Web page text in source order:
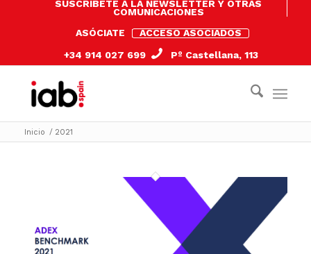
SUSCRÍBETE A LA NEWSLETTER Y OTRAS
COMUNICACIONES
ASÓCIATE
ACCESO ASOCIADOS
+34 914 027 699
Pº Castellana, 113
Inicio / 2021